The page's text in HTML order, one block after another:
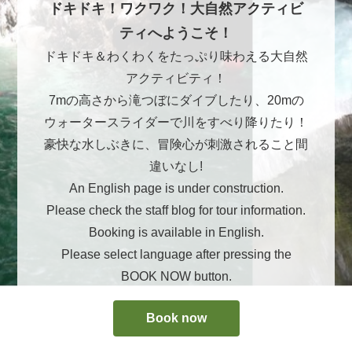
ドキドキ！ワクワク！大自然アクティビ
ティへようこそ！
ドキドキ＆わくわくをたっぷり味わえる大自然
アクティビティ！
7mの高さから滝つぼにダイブしたり、20mの
ウォータースライダーで川をすべり降りたり！
豪快な水しぶきに、冒険心が刺激されること間
違いなし!
An English page is under construction.
Please check the staff blog for tour information.
Booking is available in English.
Please select language after pressing the
BOOK NOW button.
Book now